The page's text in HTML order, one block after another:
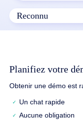
Reconnu
Planifiez votre
Obtenir une démo est
Un chat rapide
Aucune obligation